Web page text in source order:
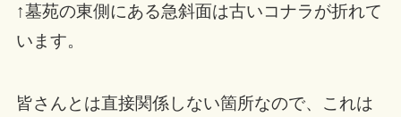
↑墓苑の東側にある急斜面は古いコナラが折れて
います。
皆さんとは直接関係しない箇所なので、これは